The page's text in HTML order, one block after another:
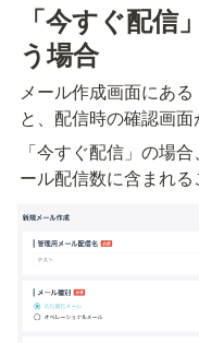
「今すぐ配信
う場合
メール作成画面にあ
と、配信時の確認画面
「今すぐ配信」の場
ール配信数に含まれる